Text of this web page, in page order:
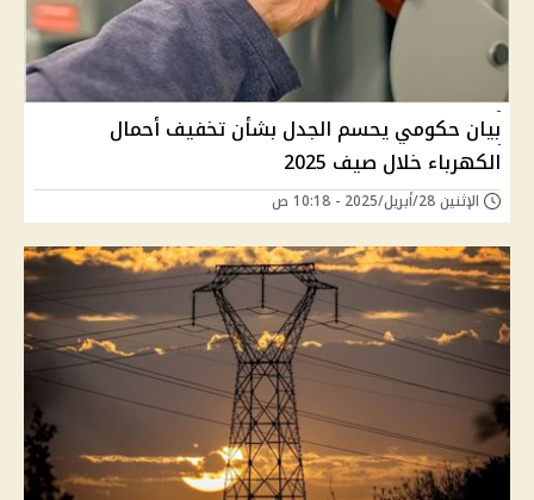
بيان حكومي يحسم الجدل بشأن تخفيف أحمال
الكهرباء خلال صيف 2025
الإثنين 28/أبريل/2025 - 10:18 ص